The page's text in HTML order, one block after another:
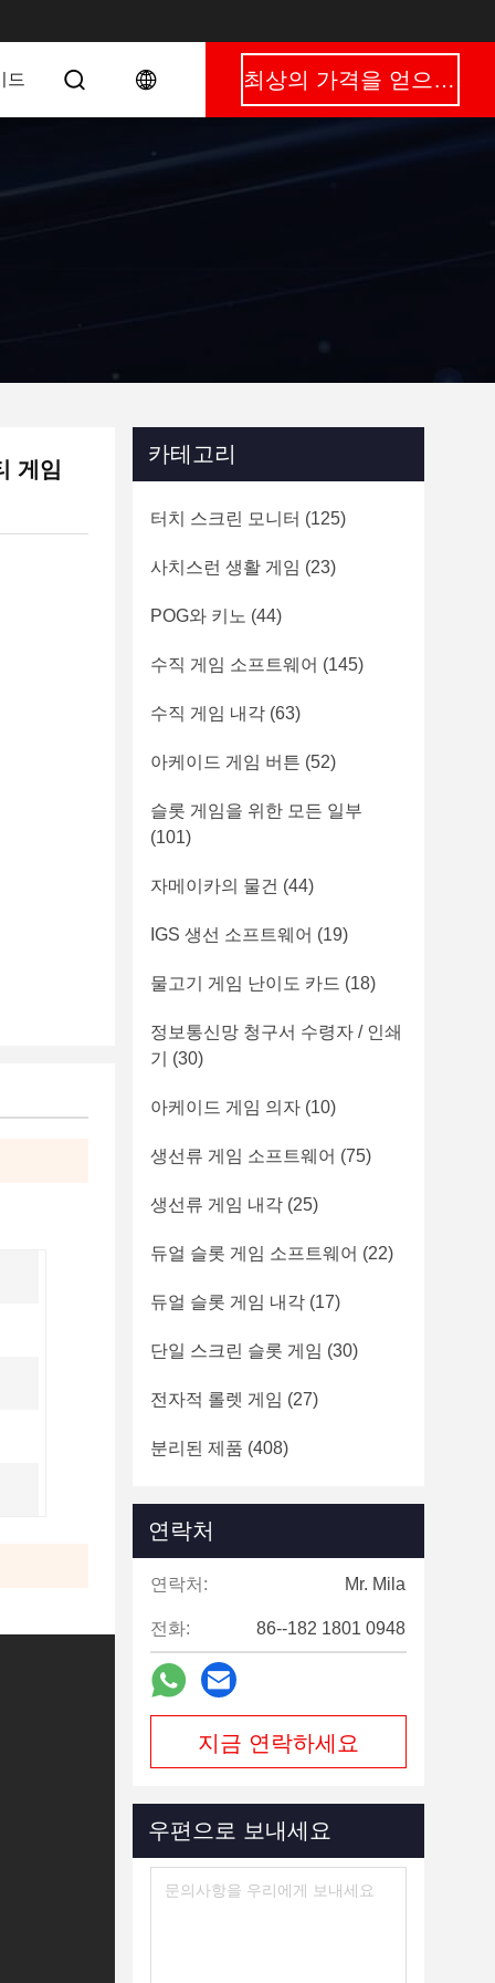
드 최상의 가격을 얻으세요
게임
카테고리
터치 스크린 모니터 (125)
사치스런 생활 게임 (23)
POG와 키노 (44)
수직 게임 소프트웨어 (145)
수직 게임 내각 (63)
아케이드 게임 버튼 (52)
슬롯 게임을 위한 모든 일부
(101)
자메이카의 물건 (44)
IGS 생선 소프트웨어 (19)
물고기 게임 난이도 카드 (18)
정보통신망 청구서 수령자 / 인쇄
기
(30)
아케이드 게임 의자 (10)
생선류 게임 소프트웨어 (75)
생선류 게임 내각 (25)
듀얼 슬롯 게임 소프트웨어 (22)
듀얼 슬롯 게임 내각 (17)
단일 스크린 슬롯 게임 (30)
전자적 롤렛 게임 (27)
분리된 제품 (408)
연락처
연락처: Mr. Mila
전화: 86--182 1801 0948
지금 연락하세요
우편으로 보내세요